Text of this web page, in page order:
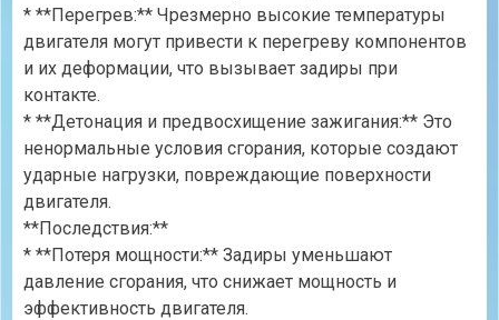
* **Перегрев:** Чрезмерно высокие температуры
двигателя могут привести к перегреву компонентов
и их деформации, что вызывает задиры при
контакте.
* **Детонация и предвосхищение зажигания:** Это
ненормальные условия сгорания, которые создают
ударные нагрузки, повреждающие поверхности
двигателя.
**Последствия:**
* **Потеря мощности:** Задиры уменьшают
давление сгорания, что снижает мощность и
эффективность двигателя.